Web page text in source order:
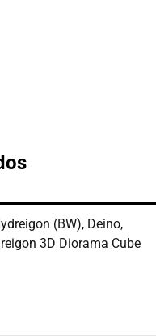
(BW), Deino,
3D Diorama Cube